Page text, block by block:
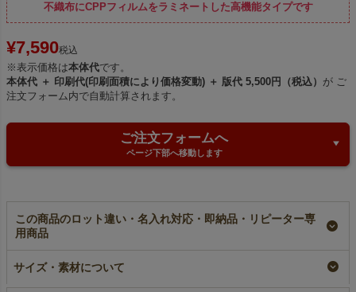
不織布にCPPフィルムをラミネートした高機能タイプです
¥7,590税込
※表示価格は本体代です。
本体代 ＋ 印刷代(印刷面積により価格変動) ＋ 版代 5,500円（税込） が ご
注文フォーム内で自動計算されます。
ご注文フォームへ
ページ下部へ移動します
この商品のロット違い・名入れ対応・即納品・リピーター専
用商品
ラミ不織布バッグ マ
チ無《小判抜き》
【小ロット】ラミ不織
【名入れ大ロット】ラ
ミ不織布バッグ マチ
サイズ・素材について